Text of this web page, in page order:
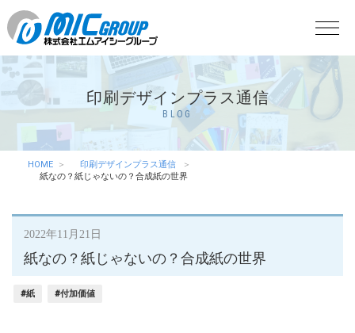
印刷デザインプラス通信
BLOG
HOME
印刷デザインプラス通信
紙なの？紙じゃないの？合成紙の世界
2022年11月21日
紙なの？紙じゃないの？合成紙の世界
#紙 #付加価値